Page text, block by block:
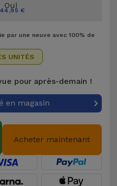
Oui
€
par une neuve avec 100% de
UNITÉS
pour après-demain !
en magasin
Acheter maintenant